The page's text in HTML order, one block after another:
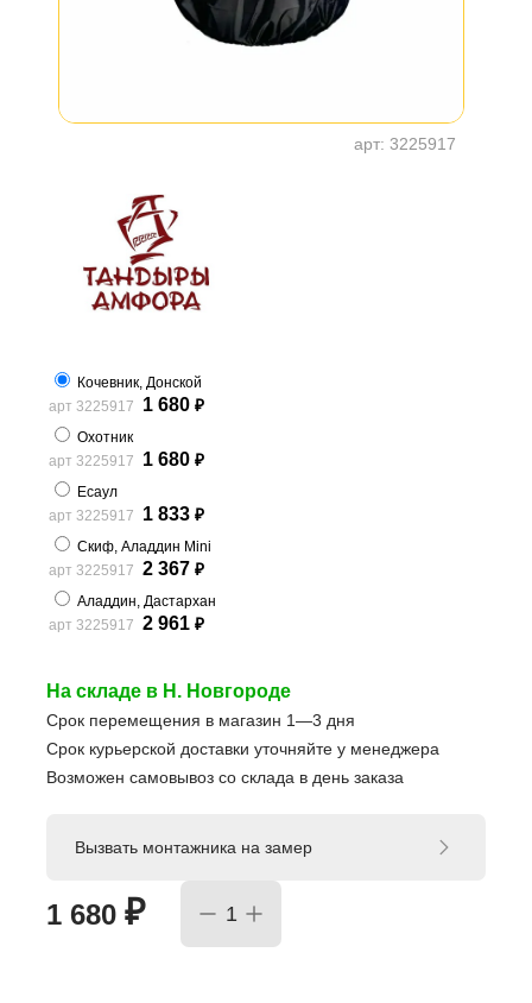
арт: 3225917
Кочевник, Донской
арт 3225917
1 680 ₽
Охотник
арт 3225917
1 680 ₽
Есаул
арт 3225917
1 833 ₽
Скиф, Аладдин Mini
арт 3225917 2 367 ₽
Аладдин, Дастархан
арт 3225917 2 961 ₽
На складе в Н. Новгороде
Срок перемещения в магазин 1—3 дня
Срок курьерской доставки уточняйте у менеджера
Возможен самовывоз со склада в день заказа
1 680 ₽
Вызвать монтажника на замер